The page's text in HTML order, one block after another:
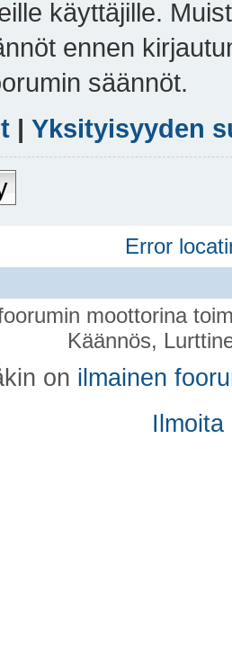
käyttäjille.
ennen
säännöt.
| Yksityisyyden
Error
moottorina
Käännös,
on ilmainen